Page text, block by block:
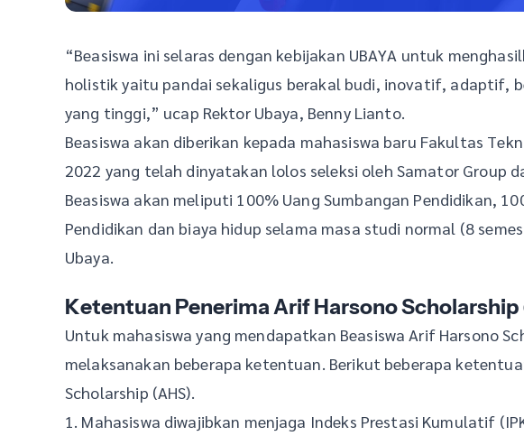
“Beasiswa ini selaras dengan kebijakan UBAYA untuk
holistik yaitu pandai sekaligus berakal budi, inovatif, adaptif,
yang tinggi,” ucap Rektor Ubaya, Benny Lianto.
Beasiswa akan diberikan kepada mahasiswa baru Fakultas
2022 yang telah dinyatakan lolos seleksi oleh Samator Group
Beasiswa akan meliputi 100% Uang Sumbangan Pendidikan,
Pendidikan dan biaya hidup selama masa studi normal (8
Ubaya.
Ketentuan Penerima Arif Harsono Scholarship
Untuk mahasiswa yang mendapatkan Beasiswa Arif Harsono
melaksanakan beberapa ketentuan. Berikut beberapa
Scholarship (AHS).
1. Mahasiswa diwajibkan menjaga Indeks Prestasi Kumulatif